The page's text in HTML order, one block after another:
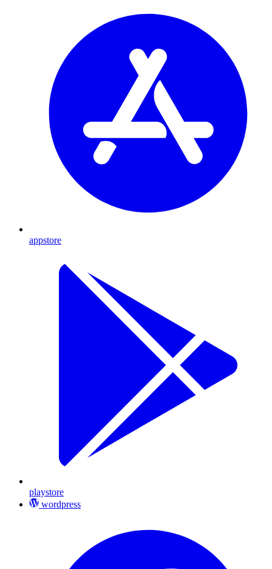
appstore
playstore
wordpress